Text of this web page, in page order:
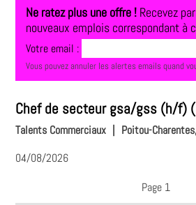
Ne ratez plus une offre ! Recevez
nouveaux emplois correspondant à
Votre email :
Vous pouvez annuler les alertes emails quand
Chef de secteur gsa/gss (h/f)
Talents Commerciaux | Poitou-
04/08/2026
Page 1